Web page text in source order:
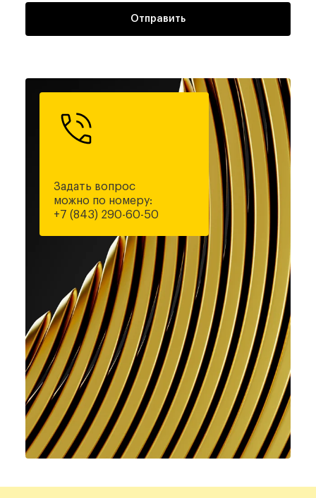
Отправить
Задать вопрос
можно по номеру:
+7 (843) 290-60-50